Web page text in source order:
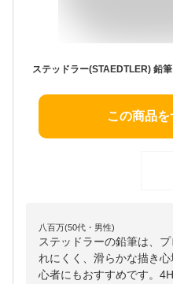
この商品
八百万(50代・男性)
ステッドラーの鉛筆は、
れにくく、滑らかな描き
心者にもおすすめです。